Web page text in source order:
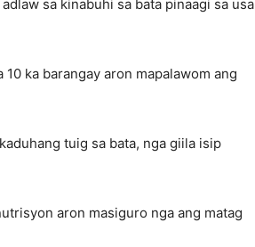
sa kinabuhi sa bata pinaagi sa usa
ka barangay aron mapalawom ang
tuig sa bata, nga giila isip
aron masiguro nga ang matag